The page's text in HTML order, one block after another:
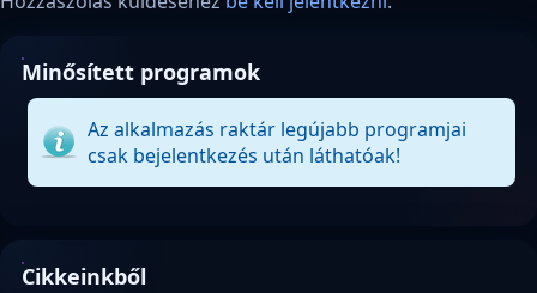
Minősített programok
Az alkalmazás raktár legújabb programjai
csak bejelentkezés után láthatóak!
Cikkeinkből